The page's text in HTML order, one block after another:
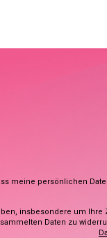
meine persönlichen
insbesondere um
Daten zu